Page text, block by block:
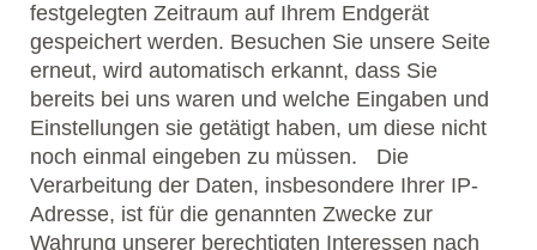
festgelegten Zeitraum auf Ihrem Endgerät
gespeichert werden. Besuchen Sie unsere Seite
erneut, wird automatisch erkannt, dass Sie
bereits bei uns waren und welche Eingaben und
Einstellungen sie getätigt haben, um diese nicht
noch einmal eingeben zu müssen. Die
Verarbeitung der Daten, insbesondere Ihrer IP-
Adresse, ist für die genannten Zwecke zur
Wahrung unserer berechtigten Interessen nach